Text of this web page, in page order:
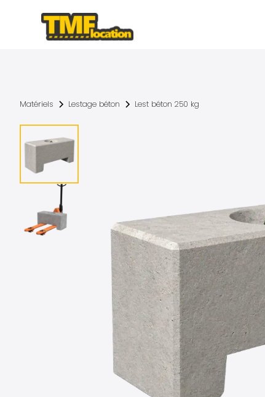
Matériels Lestage béton Lest béton 250 kg